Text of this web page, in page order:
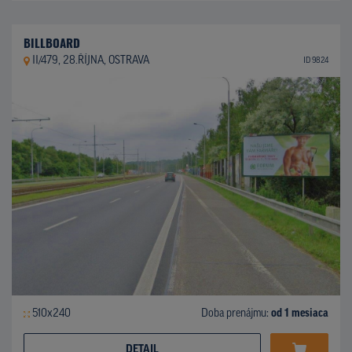
BILLBOARD
II/479, 28.ŘÍJNA, OSTRAVA ID 9824
510x240 Doba prenájmu: od 1 mesiaca